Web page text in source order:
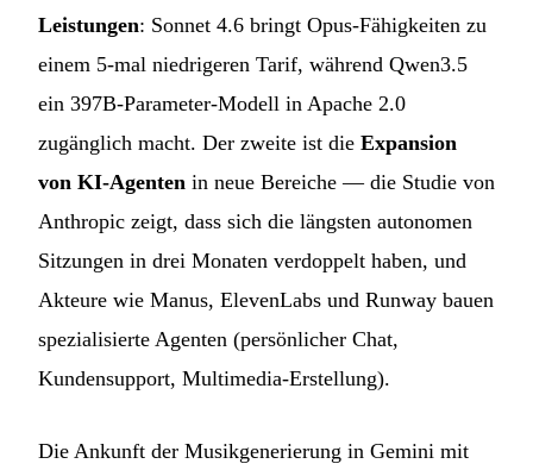
Leistungen: Sonnet 4.6 bringt Opus-Fähigkeiten zu
einem 5-mal niedrigeren Tarif, während Qwen3.5
ein 397B-Parameter-Modell in Apache 2.0
zugänglich macht. Der zweite ist die Expansion
von KI-Agenten in neue Bereiche — die Studie von
Anthropic zeigt, dass sich die längsten autonomen
Sitzungen in drei Monaten verdoppelt haben, und
Akteure wie Manus, ElevenLabs und Runway bauen
spezialisierte Agenten (persönlicher Chat,
Kundensupport, Multimedia-Erstellung).
Die Ankunft der Musikgenerierung in Gemini mit